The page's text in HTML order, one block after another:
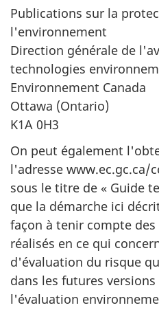
Publications sur la
l'environnement
Direction générale de
technologies
Environnement Canada
Ottawa (Ontario)
K1A 0H3
On peut également
l'adresse www.ec.gc.ca/
sous le titre de « Guide
que la démarche ici
façon à tenir compte
réalisés en ce qui
d'évaluation du risque
dans les futures
l'évaluation